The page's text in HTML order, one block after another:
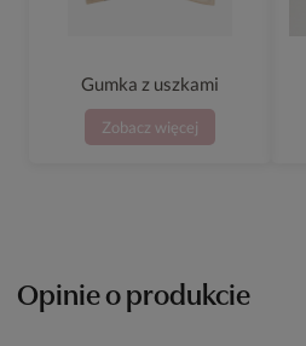
Gumka z uszkami
Zobacz więcej
Opinie o produkcie